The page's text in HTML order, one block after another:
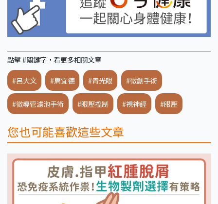
點擊 #關鍵字，看更多相關文章
#呂大文 #周宜德 #青光眼 #微創手術
#微導管濾泡手術 #眼壓控制 #視神經 #眼壓
您也可能喜歡這些文章